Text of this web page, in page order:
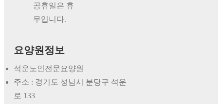
공휴일은 휴
무입니다.
요양원정보
석운노인전문요양원
주소 : 경기도 성남시 분당구 석운
로 133